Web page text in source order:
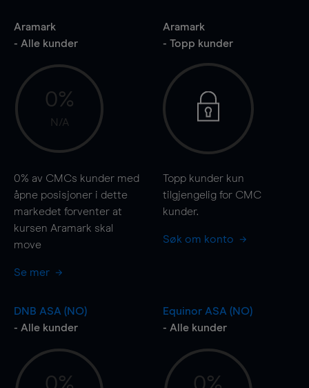
Aramark
- Alle kunder
0%
N/A
0% av CMCs kunder med
åpne posisjoner i dette
markedet forventer at
kursen Aramark skal
move
Se mer
Aramark
- Topp kunder
Topp kunder kun
tilgjengelig for CMC
kunder.
Søk om konto
DNB ASA (NO)
- Alle kunder
Equinor ASA (NO)
- Alle kunder